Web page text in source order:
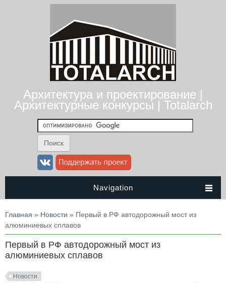
Архитектура и проектирование |
Архитектурные конкурсы | Totalarch
Navigation
Вы здесь
Главная » Новости » Первый в РФ автодорожный мост из
алюминиевых сплавов
Первый в РФ автодорожный мост из
алюминиевых сплавов
Новости